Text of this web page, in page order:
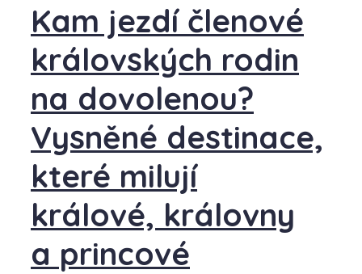
Kam jezdí členové
královských rodin
na dovolenou?
Vysněné destinace,
které milují
králové, královny
a princové